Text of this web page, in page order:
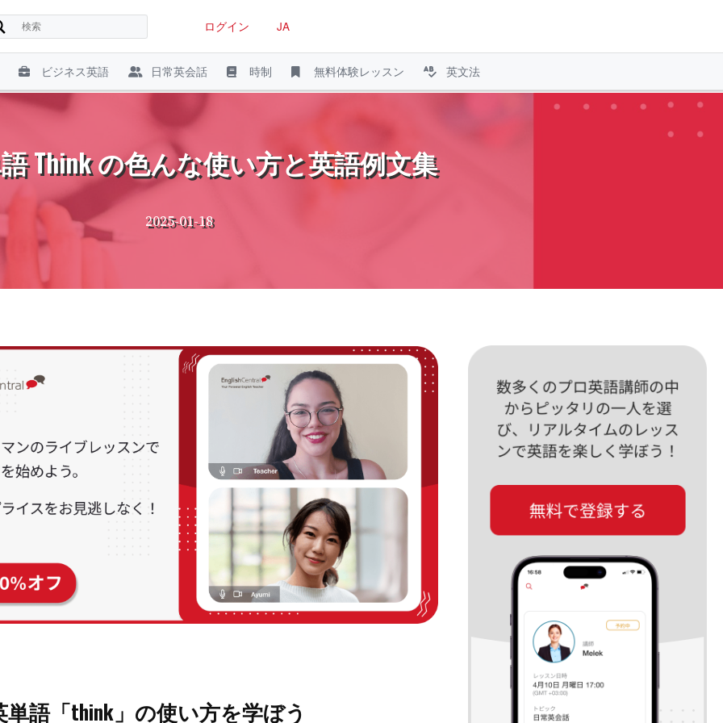
ログイン JA
ビジネス英語 日常英会話 時制 無料体験レッスン 英文法
Think の色んな使い方と英語例文集
2025-01-18
語「think」の使い方を学ぼう